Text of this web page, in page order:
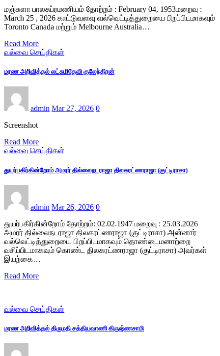
மஞ்சுளா பாலசுப்ரமணியம் தோற்றம் : February 04, 1953மறைவு :
March 25 , 2026 காட்டுவளவு வல்வெட்டித்துறையை பிறப்பிடமாகவும்
Toronto Canada மற்றும் Melbourne Australia…
Read More
வல்வை செய்திகள்
மரண அறிவித்தல் லட்சுமிதேவி குலேந்திரன்
admin Mar 27, 2026 0
Screenshot
Read More
வல்வை செய்திகள்
துயர்பகிர்கின்றோம் அமரர் தில்லைநடராஜா திலகரட்ணராஜா (குட்டிராசா)
admin Mar 26, 2026 0
துயர்பகிர்கின்றோம் தோற்றம்: 02.02.1947 மறைவு : 25.03.2026
அமரர் தில்லைநடராஜா திலகரட்ணராஜா (குட்டிராசா) அன்னார்
வல்வெட்டித்துறையை பிறப்பிடமாகவும் தொண்டைமனாற்றை
வசிப்பிடமாகவும் கொண்ட திலகரட்ணராஜா (குட்டிராசா) அவர்கள்
இயற்கை…
Read More
வல்வை செய்திகள்
மரண அறிவித்தல் திருமதி சத்தியவாணி கிருஷ்ணசாமி